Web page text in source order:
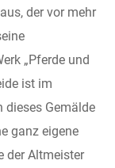
der vor mehr
„Pferde und
ist im
dieses Gemälde
ganz eigene
der Altmeister